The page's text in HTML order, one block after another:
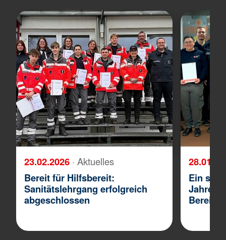
23.02.2026 · Aktuelles
Bereit für Hilfsbereit:
Sanitätslehrgang erfolgreich
abgeschlossen
Ein